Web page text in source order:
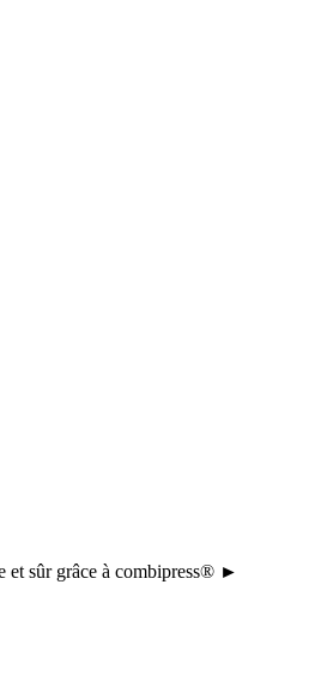
et sûr grâce à combipress® ►